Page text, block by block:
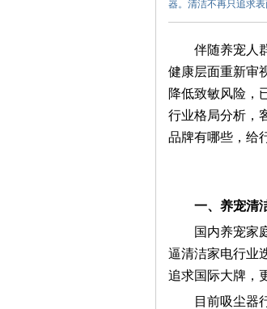
器。清洁不再只追求
伴随养宠人
健康层面重新审
降低致敏风险，
行业格局分析，
品牌有哪些，给
一、养宠清
国内养宠家
逼清洁家电行业
追求国际大牌，
目前吸尘器